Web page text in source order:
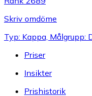
Skriv omdöme
Typ: Kappa, Målgrupp:
Priser
Insikter
Prishistorik